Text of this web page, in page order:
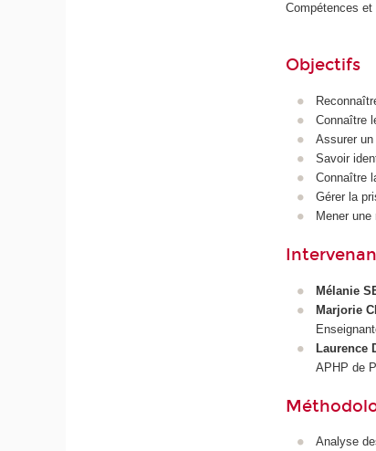
Compétences
Objectifs
Connaître
Assurer
Savoir
Connaître
Gérer la
Mener
Mélanie
Marjorie
Laurence
APHP de
Analyse